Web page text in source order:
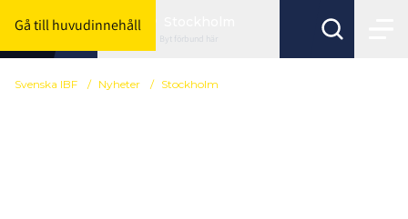
Gå till huvudinnehåll
Byt förbund här
Svenska IBF / Nyheter / Stockholm